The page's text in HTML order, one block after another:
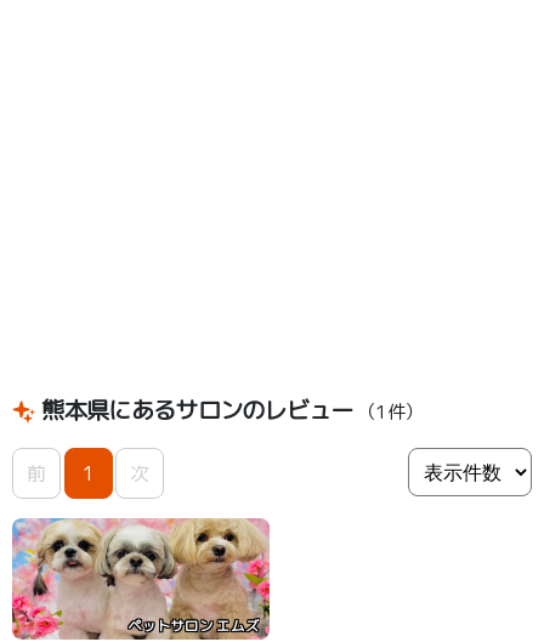
熊本県にあるサロンのレビュー （1件）
前 1 次
ペットサロン エムズ